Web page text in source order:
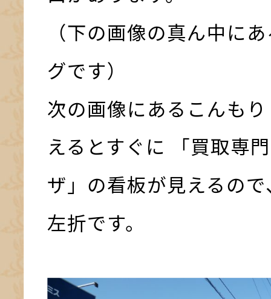
（下の画像の真ん中に
グです）
次の画像にあるこんも
えるとすぐに 「買取専
ザ」の看板が見えるの
左折です。